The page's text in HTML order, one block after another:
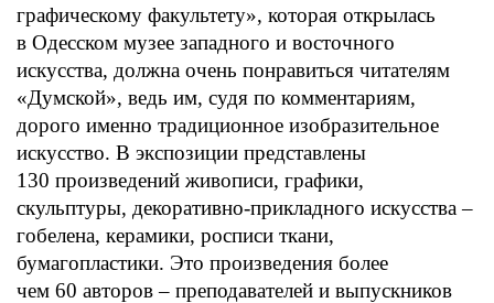
графическому факультету», которая открылась
в Одесском музее западного и восточного
искусства, должна очень понравиться читателям
«Думской», ведь им, судя по комментариям,
дорого именно традиционное изобразительное
искусство. В экспозиции представлены
130 произведений живописи, графики,
скульптуры, декоративно-прикладного искусства –
гобелена, керамики, росписи ткани,
бумагопластики. Это произведения более
чем 60 авторов – преподавателей и выпускников